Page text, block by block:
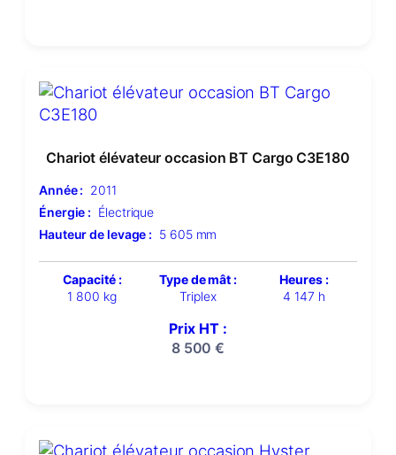
Chariot élévateur occasion BT Cargo C3E180
Année : 2011
Énergie : Électrique
Hauteur de levage : 5 605 mm
Capacité :
1 800 kg
Type de mât :
Triplex
Heures :
4 147 h
Prix HT :
8 500€